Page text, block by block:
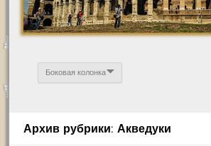
Боковая колонка
Архив рубрики: Акведуки